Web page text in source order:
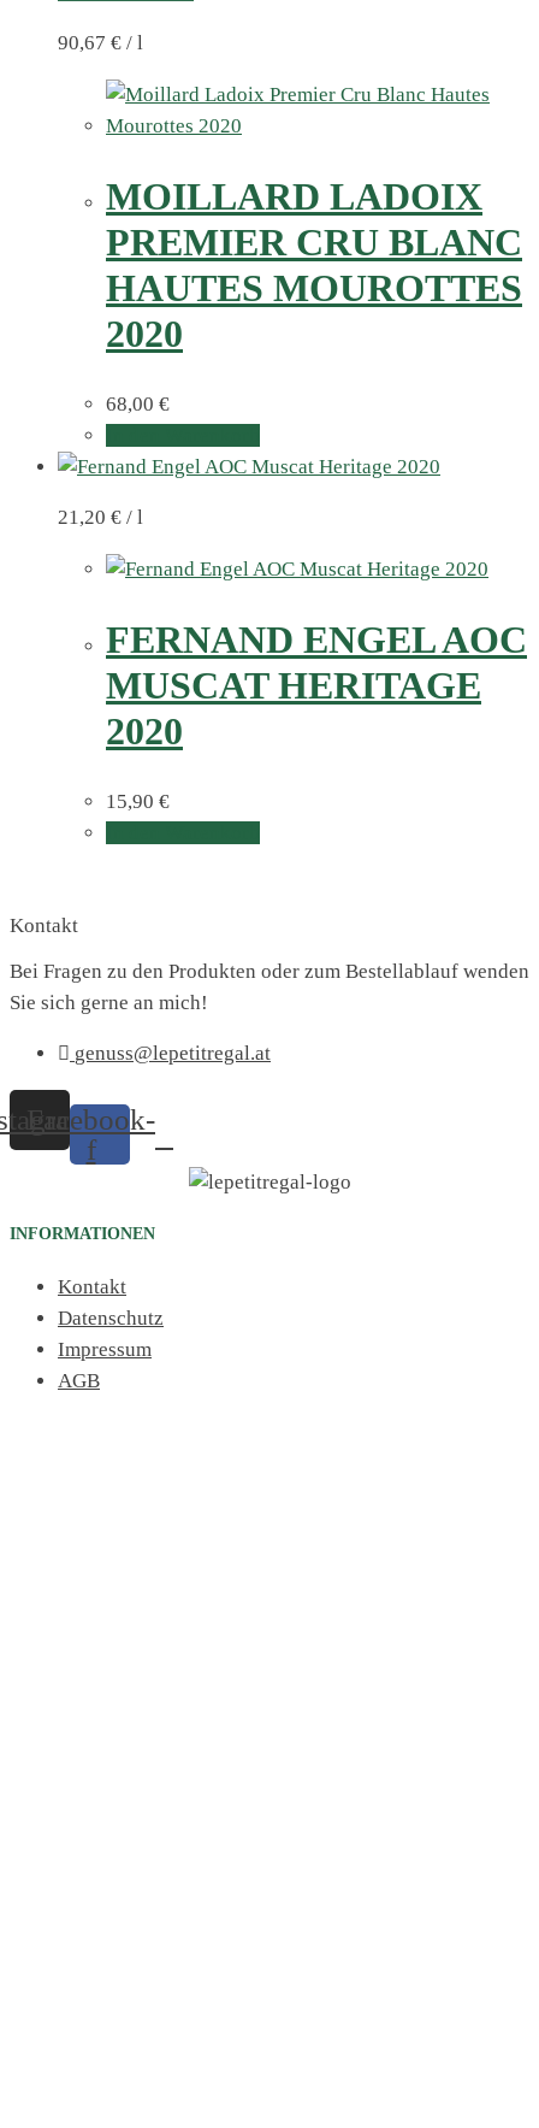
90,67 € / l
MOILLARD LADOIX
PREMIER CRU BLANC
HAUTES MOUROTTES
2020
68,00 €
21,20 € / l
FERNAND ENGEL AOC
MUSCAT HERITAGE
2020
15,90 €
Kontakt
Bei Fragen zu den Produkten oder zum Bestellablauf wenden
Sie sich gerne an mich!
genuss@lepetitregal.at
Facebook-
f
INFORMATIONEN
Kontakt
Datenschutz
Impressum
AGB